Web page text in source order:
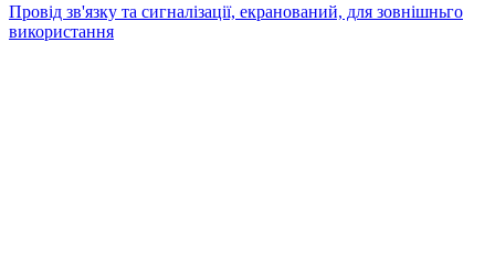
Провід зв'язку та сигналізації, екранований, для зовнішньго
використання